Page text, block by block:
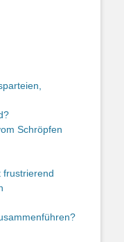
Schröpfen
frustrierend